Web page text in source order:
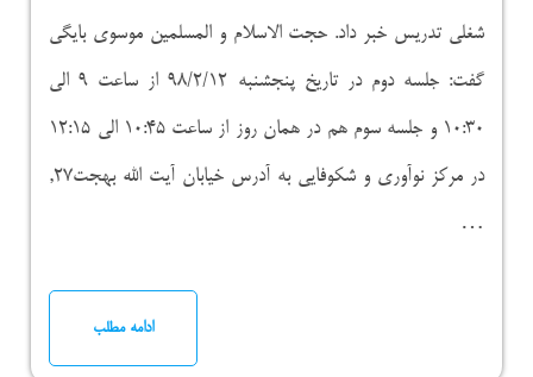
شغلی تدریس خبر داد. حجت الاسلام و المسلمین موسوی بایگی
گفت: جلسه دوم در تاریخ پنجشنبه ۹۸/۲/۱۲ از ساعت ۹ الی
۱۰:۳۰ و جلسه سوم هم در همان روز از ساعت ۱۰:۴۵ الی ۱۲:۱۵
در مرکز نوآوری و شکوفایی به آدرس خیابان آیت الله بهجت۲۷,
…
ادامه مطلب